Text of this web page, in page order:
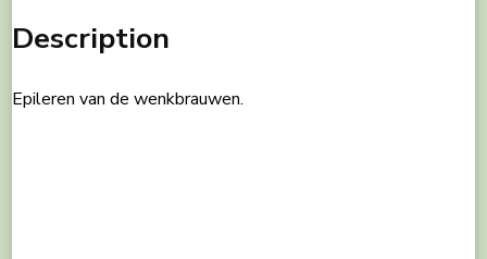
Description
Epileren van de wenkbrauwen.